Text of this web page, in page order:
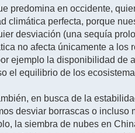
predomina en occidente,
climática perfecta, porque
desviación (una sequía
no afecta únicamente a
ejemplo la disponibilidad
el equilibrio de los
en busca de la
desviar borrascas o
la siembra de nubes en